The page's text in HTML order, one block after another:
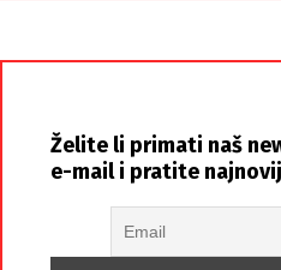
Želite li primati naš
e-mail i pratite